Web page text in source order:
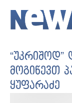
“უკრიშოდ”
მოგიწევთ
ყუფარაძე